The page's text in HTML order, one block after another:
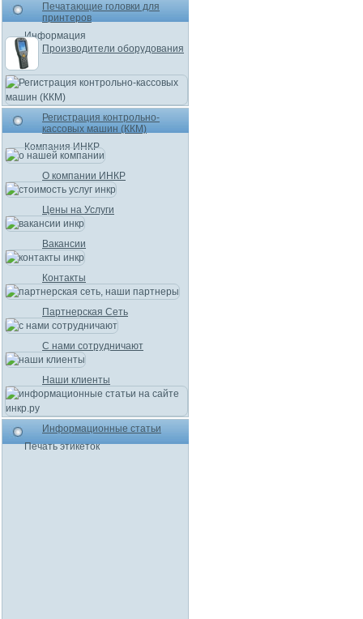
Печатающие головки для
принтеров
Информация
Производители оборудования
Регистрация контрольно-
кассовых машин (ККМ)
Компания ИНКР
О компании ИНКР
Цены на Услуги
Вакансии
Контакты
Партнерская Сеть
С нами сотрудничают
Наши клиенты
Информационные статьи
Печать этикеток